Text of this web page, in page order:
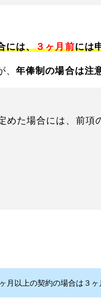
には、３ヶ月前には
、年俸制の場合は注
めた場合には、前項
月以上の契約の場合は３ヶ